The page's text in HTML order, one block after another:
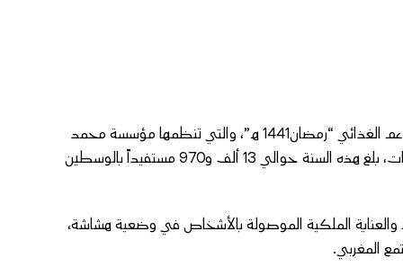
أفادت مصادر جريدة “الوطنية بريس” أن عدد المستفيدين من عملية الدعم الغذائي “رمضان1441 هـ”، والتي تنظمها مؤسسة محمد
الخامس للتضامن، بمناسبة شهر رمضان الأبرك، على مستوى إقليم الخميسات، بلغ هذه السنة حوالي 13 ألف و970 مستفيداً بالوسطين
والعناية الملكية الموصولة بالأشخاص في وضعية هشاشة،
المغربي.